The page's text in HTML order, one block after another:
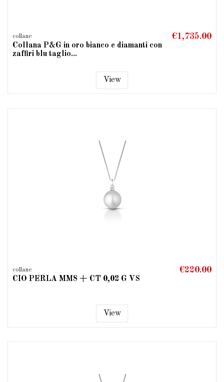
collane
Collana P&G in oro bianco e diamanti con
zaffiri blu taglio...
€1,735.00
View
collane
CIO PERLA MM8 + CT 0,02 G VS
€220.00
View